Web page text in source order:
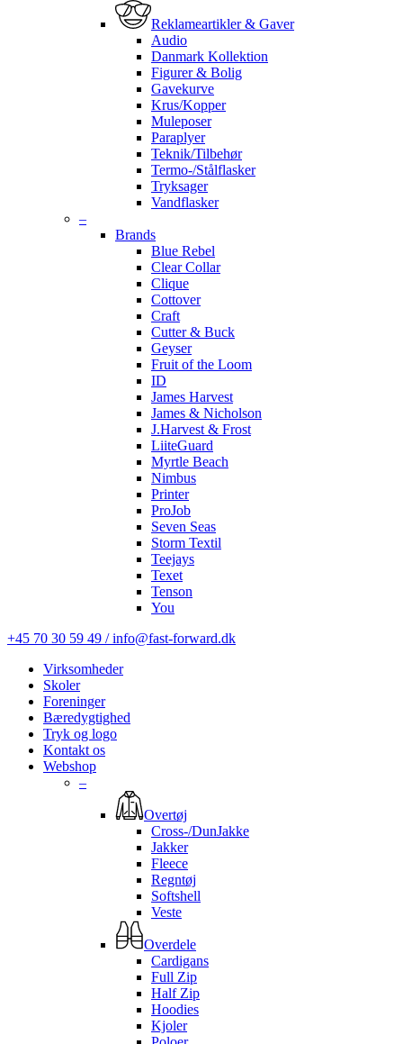
Reklameartikler & Gaver
Audio
Danmark Kollektion
Figurer & Bolig
Gavekurve
Krus/Kopper
Muleposer
Paraplyer
Teknik/Tilbehør
Termo-/Stålflasker
Tryksager
Vandflasker
–
Brands
Blue Rebel
Clear Collar
Clique
Cottover
Craft
Cutter & Buck
Geyser
Fruit of the Loom
ID
James Harvest
James & Nicholson
J.Harvest & Frost
LiiteGuard
Myrtle Beach
Nimbus
Printer
ProJob
Seven Seas
Storm Textil
Teejays
Texet
Tenson
You
+45 70 30 59 49 / info@fast-forward.dk
Virksomheder
Skoler
Foreninger
Bæredygtighed
Tryk og logo
Kontakt os
Webshop
–
Overtøj
Cross-/DunJakke
Jakker
Fleece
Regntøj
Softshell
Veste
Overdele
Cardigans
Full Zip
Half Zip
Hoodies
Kjoler